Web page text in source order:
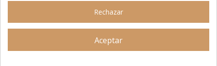
Rechazar
Aceptar